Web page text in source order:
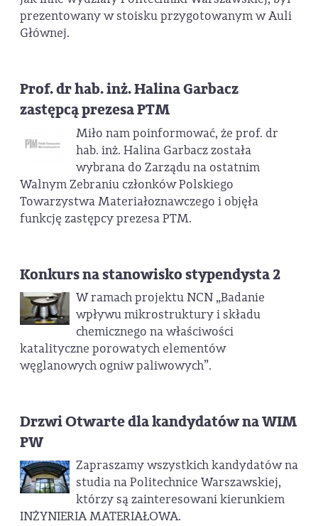
prezentowany w stoisku przygotowanym w Auli
Głównej.
Prof. dr hab. inż. Halina Garbacz
zastępcą prezesa PTM
Miło nam poinformować, że prof. dr
hab. inż. Halina Garbacz została
wybrana do Zarządu na ostatnim
Walnym Zebraniu członków Polskiego
Towarzystwa Materiałoznawczego i objęła
funkcję zastępcy prezesa PTM.
Konkurs na stanowisko stypendysta 2
W ramach projektu NCN „Badanie
wpływu mikrostruktury i składu
chemicznego na właściwości
katalityczne porowatych elementów
węglanowych ogniw paliwowych”.
Drzwi Otwarte dla kandydatów na WIM
PW
Zapraszamy wszystkich kandydatów na
studia na Politechnice Warszawskiej,
którzy są zainteresowani kierunkiem
INŻYNIERIA MATERIAŁOWA.